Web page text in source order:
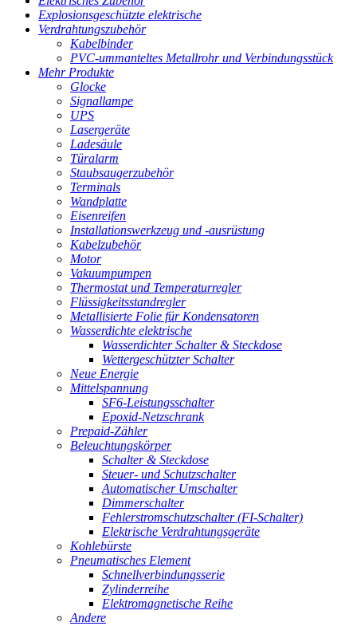
Explosionsgeschützte elektrische
Verdrahtungszubehör
Kabelbinder
PVC-ummanteltes Metallrohr und Verbindungsstück
Mehr Produkte
Glocke
Signallampe
UPS
Lasergeräte
Ladesäule
Türalarm
Staubsaugerzubehör
Terminals
Wandplatte
Eisenreifen
Installationswerkzeug und -ausrüstung
Kabelzubehör
Motor
Vakuumpumpen
Thermostat und Temperaturregler
Flüssigkeitsstandregler
Metallisierte Folie für Kondensatoren
Wasserdichte elektrische
Wasserdichter Schalter & Steckdose
Wettergeschützter Schalter
Neue Energie
Mittelspannung
SF6-Leistungsschalter
Epoxid-Netzschrank
Prepaid-Zähler
Beleuchtungskörper
Schalter & Steckdose
Steuer- und Schutzschalter
Automatischer Umschalter
Dimmerschalter
Fehlerstromschutzschalter (FI-Schalter)
Elektrische Verdrahtungsgeräte
Kohlebürste
Pneumatisches Element
Schnellverbindungsserie
Zylinderreihe
Elektromagnetische Reihe
Andere